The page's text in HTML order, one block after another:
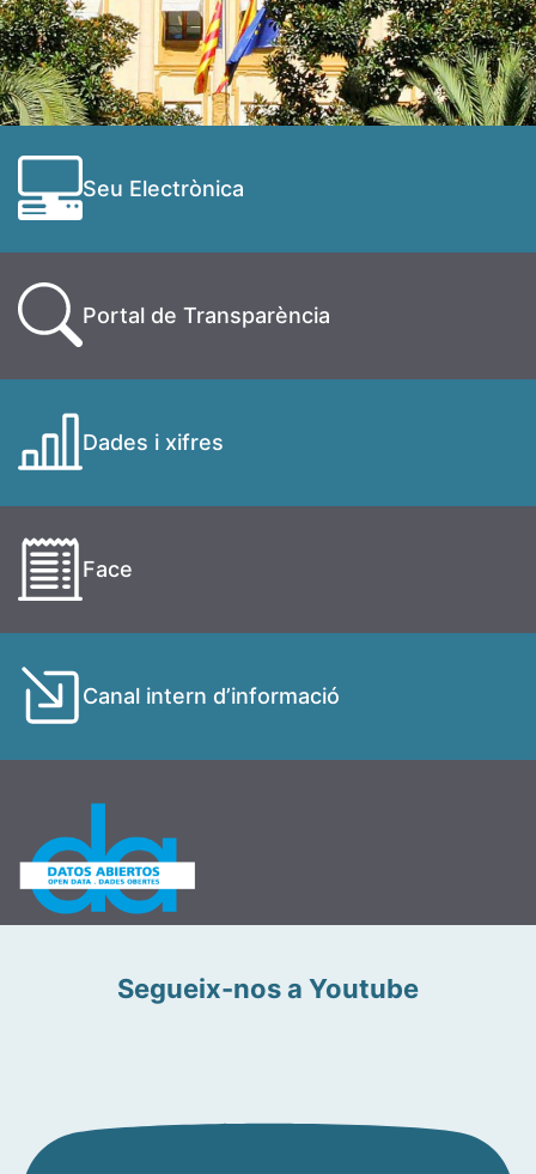
Seu Electrònica
Portal de Transparència
Dades i xifres
Face
Canal intern d’informació
Segueix-nos a Youtube